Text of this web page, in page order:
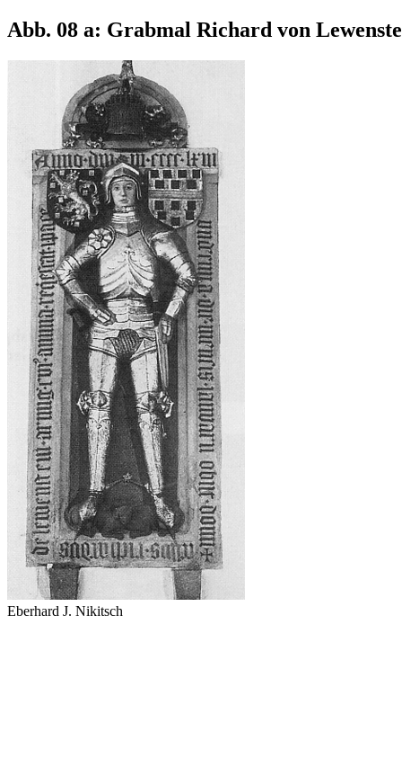
Abb. 08 a: Grabmal Richard von
Eberhard J. Nikitsch